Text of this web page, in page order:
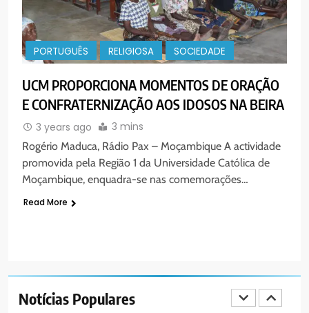
Notícias Populares
organização humana” – defende o
Padre Mubango
PORTUGUÊS RELIGIOSA
7
MERCADO DE INHAMÍZUA:
MUNICÍPIO DIZ QUE
TRANSFERÊNCIA DOS
VENDEDORES FOI ACEITE, MAS
SURGIRAM RESISTÊNCIAS PELO
CAMINHO
PORTUGUÊS SOCIEDADE
8
PAX NOTICIAS EDIÇÃO 28 DE
JUNHO DE 2026
AGOSTO DE 2026
PORTUGUÊS
PORTUGUÊS RELIGIOSA SOCIEDADE
UCM PROPORCIONA MOMENTOS DE ORAÇÃO
E CONFRATERNIZAÇÃO AOS IDOSOS NA BEIRA
3 years ago 3 mins
Rogério Maduca, Rádio Pax – Moçambique A actividade
promovida pela Região 1 da Universidade Católica de
Moçambique, enquadra-se nas comemorações…
Read More